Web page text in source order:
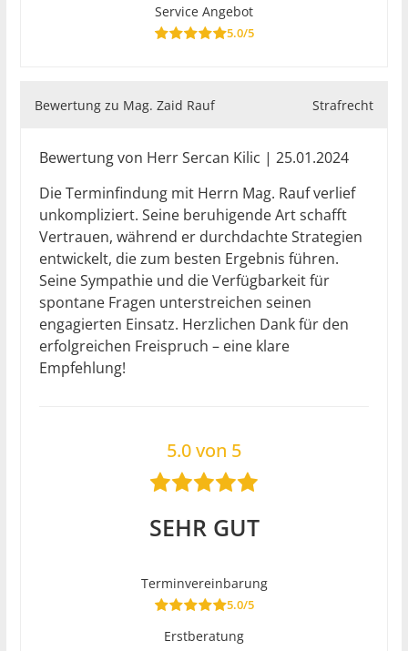
Service Angebot
5.0/5
Bewertung zu Mag. Zaid Rauf Strafrecht
Bewertung von Herr Sercan Kilic | 25.01.2024
Die Terminfindung mit Herrn Mag. Rauf verlief
unkompliziert. Seine beruhigende Art schafft
Vertrauen, während er durchdachte Strategien
entwickelt, die zum besten Ergebnis führen.
Seine Sympathie und die Verfügbarkeit für
spontane Fragen unterstreichen seinen
engagierten Einsatz. Herzlichen Dank für den
erfolgreichen Freispruch – eine klare
Empfehlung!
5.0 von 5
SEHR GUT
Terminvereinbarung
5.0/5
Erstberatung